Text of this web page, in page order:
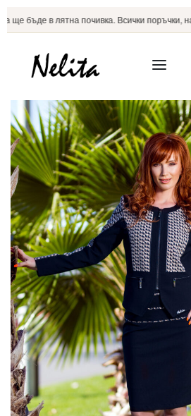
бъде в лятна почивка. Всички поръчки,